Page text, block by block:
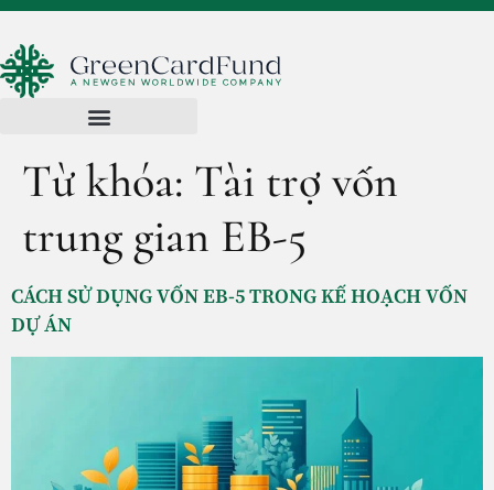
Từ khóa: Tài trợ vốn
trung gian EB-5
CÁCH SỬ DỤNG VỐN EB-5 TRONG KẾ HOẠCH VỐN
DỰ ÁN